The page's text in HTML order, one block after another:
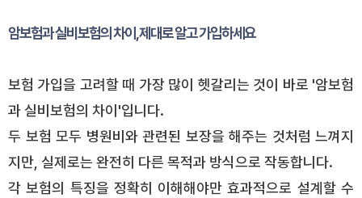
암보험과 실비보험의 차이, 제대로 알고 가입하세요
보험 가입을 고려할 때 가장 많이 헷갈리는 것이 바로 '암보험
과 실비보험의 차이'입니다.
두 보험 모두 병원비와 관련된 보장을 해주는 것처럼 느껴지
지만, 실제로는 완전히 다른 목적과 방식으로 작동합니다.
각 보험의 특징을 정확히 이해해야만 효과적으로 설계할 수